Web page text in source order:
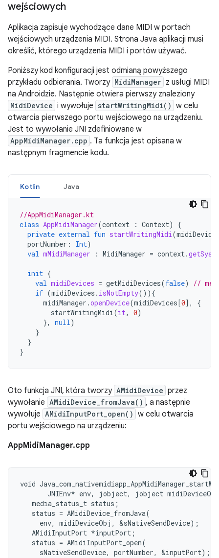
wejściowych
Aplikacja zapisuje wychodzące dane MIDI w portach
wejściowych urządzenia MIDI. Strona Java aplikacji musi
określić, którego urządzenia MIDI i portów używać.
Poniższy kod konfiguracji jest odmianą powyższego
przykładu odbierania. Tworzy MidiManager z usługi MIDI
na Androidzie. Następnie otwiera pierwszy znaleziony
MidiDevice i wywołuje startWritingMidi() w celu
otwarcia pierwszego portu wejściowego na urządzeniu.
Jest to wywołanie JNI zdefiniowane w
AppMidiManager.cpp . Ta funkcja jest opisana w
następnym fragmencie kodu.
Kotlin Java
//AppMidiManager.kt
class AppMidiManager(context : Context)
{
private external fun startWritingMidi(midiDevice
portNumber : Int)
val mMidiManager : MidiManager = context.
init {
val midiDevices = getMidiDevices(false)
//
if (midiDevices . isNotEmpty()){
midiManager .openDevice(midiDevices [0] ,
{
startWritingMidi(it, 0)
},
null)
}
}
}
Oto funkcja JNI, która tworzy AMidiDevice przez
wywołanie AMidiDevice_fromJava() , a następnie
wywołuje AMidiInputPort_open() w celu otwarcia
portu wejściowego na urządzeniu:
AppMidiManager.cpp
void
JNIEnv* env, jobject, jobject
   media_status_t status;
   status = AMidiDevice_fromJava(
     env, midiDeviceObj, &sNativeSendDevice);
   AMidiInputPort *inputPort;
   status = AMidiInputPort_open(
     sNativeSendDevice, portNumber, &inputPort);